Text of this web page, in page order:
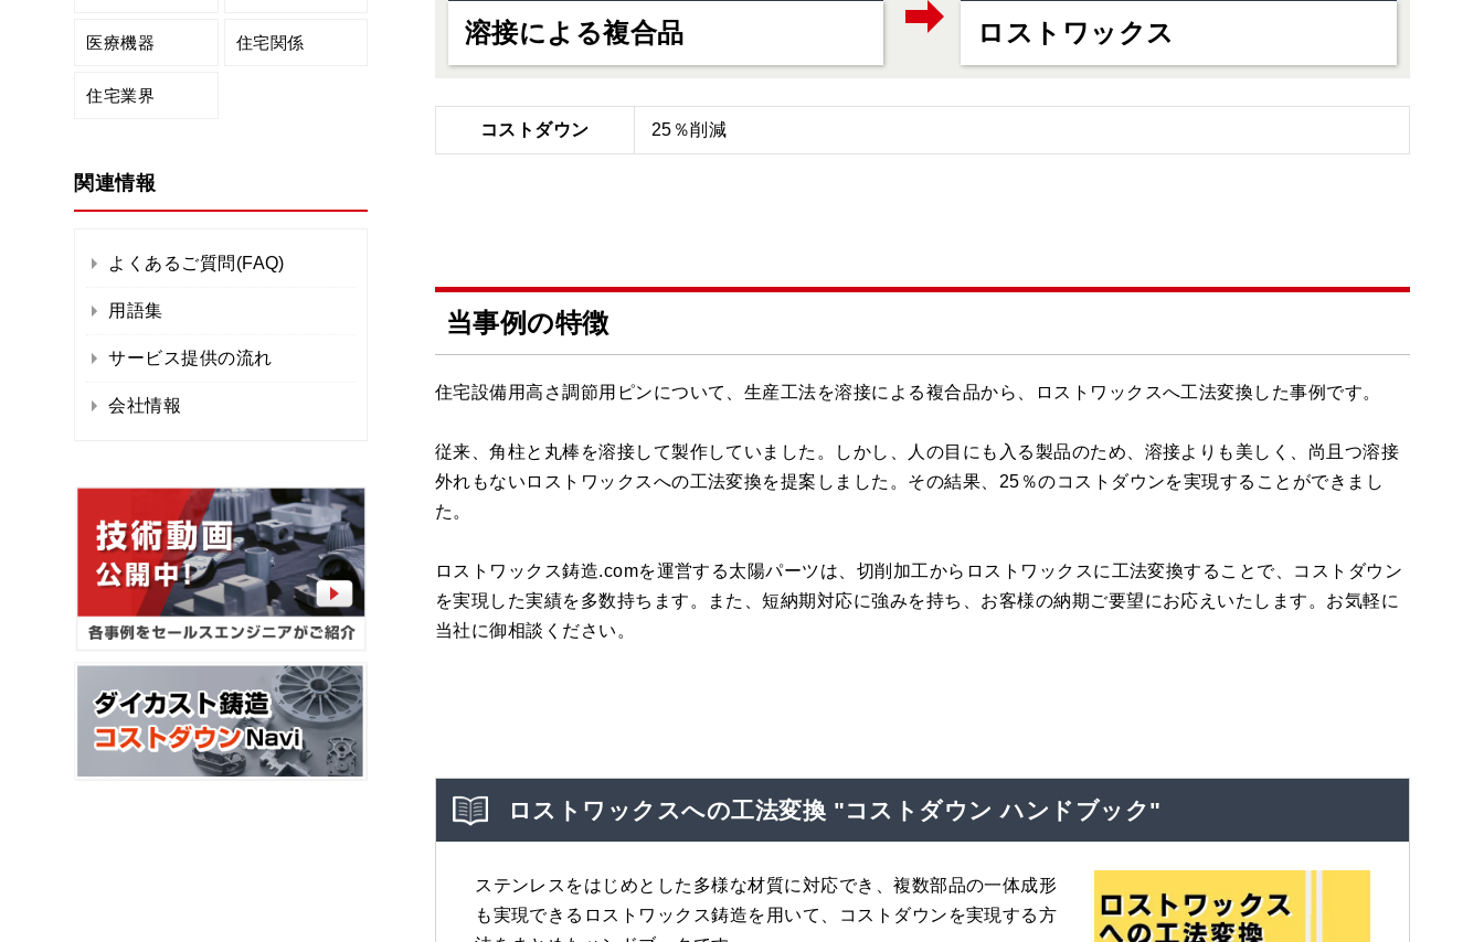
溶接による複合品 ロストワックス
コスト ダウン 25％削減
当事例の特徴
住宅設備用高さ調節用ピンについて、生産工法を溶接による複合品から、ロストワックスへ工法変換した事例です。
従来、角柱と丸棒を溶接して製作していました。しかし、人の目にも入る製品のため、溶接よりも美しく、尚且つ溶接
外れもないロストワックスへの工法変換を提案しました。その結果、25％のコストダウンを実現することができまし
た。
ロストワックス鋳造.comを運営する太陽パーツは、切削加工からロストワックスに工法変換することで、コストダウン
を実現した実績を多数持ちます。また、短納期対応に強みを持ち、お客様の納期ご要望にお応えいたします。お気軽に
当社に御相談ください。
ロストワックスへの工法変換 "コストダウン ハンドブック"
ステンレスをはじめとした多様な材質に対応でき、複数部品の一体成形
も実現できるロストワックス鋳造を用いて、コストダウンを実現する方
医療機器 住宅関係
住宅業界
関連情報
よくあるご質問(FAQ)
用語集
サービス提供の流れ
会社情報